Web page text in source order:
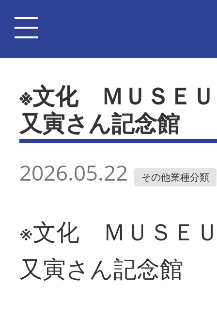
※文化 ＭＵＳＥ
又寅さん記念館
2026.05.22 その他業種分類
※文化 ＭＵＳＥ
又寅さん記念館